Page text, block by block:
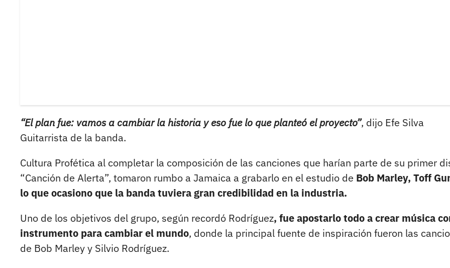
“El plan fue: vamos a cambiar la historia y eso fue lo que planteó el proyecto”, dijo Efe Silva
Guitarrista de la banda.
Cultura Profética al completar la composición de las canciones que harían parte de su primer
“Canción de Alerta”, tomaron rumbo a Jamaica a grabarlo en el estudio de Bob Marley, Toff
lo que ocasiono que la banda tuviera gran credibilidad en la industria.
Uno de los objetivos del grupo, según recordó Rodríguez, fue apostarlo todo a crear música
instrumento para cambiar el mundo, donde la principal fuente de inspiración fueron las
de Bob Marley y Silvio Rodríguez.